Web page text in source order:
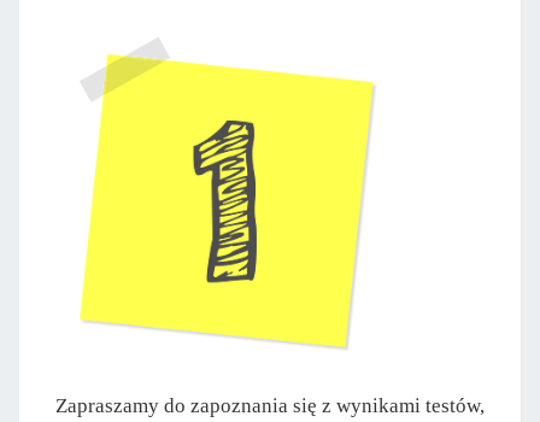
Zapraszamy do zapoznania się z wynikami testów,